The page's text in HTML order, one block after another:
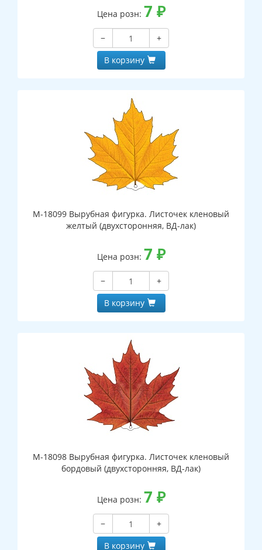
Цена розн: 7 ₽
−
+
В корзину
М-18099 Вырубная фигурка. Листочек кленовый
желтый (двухсторонняя, ВД-лак)
Цена розн: 7 ₽
−
+
В корзину
М-18098 Вырубная фигурка. Листочек кленовый
бордовый (двухсторонняя, ВД-лак)
Цена розн: 7 ₽
−
+
В корзину